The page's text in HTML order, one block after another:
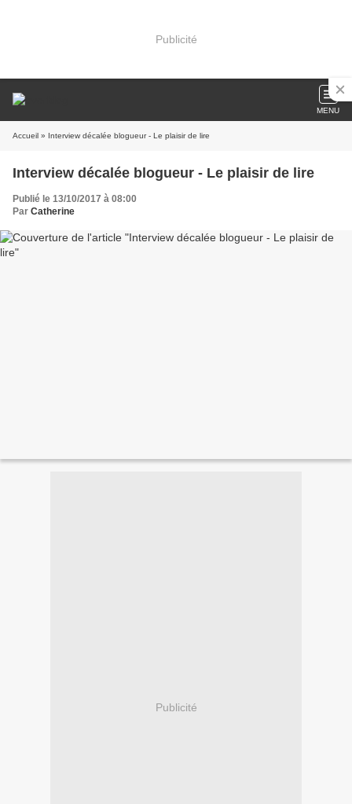
Publicité
MENU
Accueil » Interview décalée blogueur - Le plaisir de lire
Interview décalée blogueur - Le plaisir de lire
Publié le 13/10/2017 à 08:00
Par Catherine
Publicité